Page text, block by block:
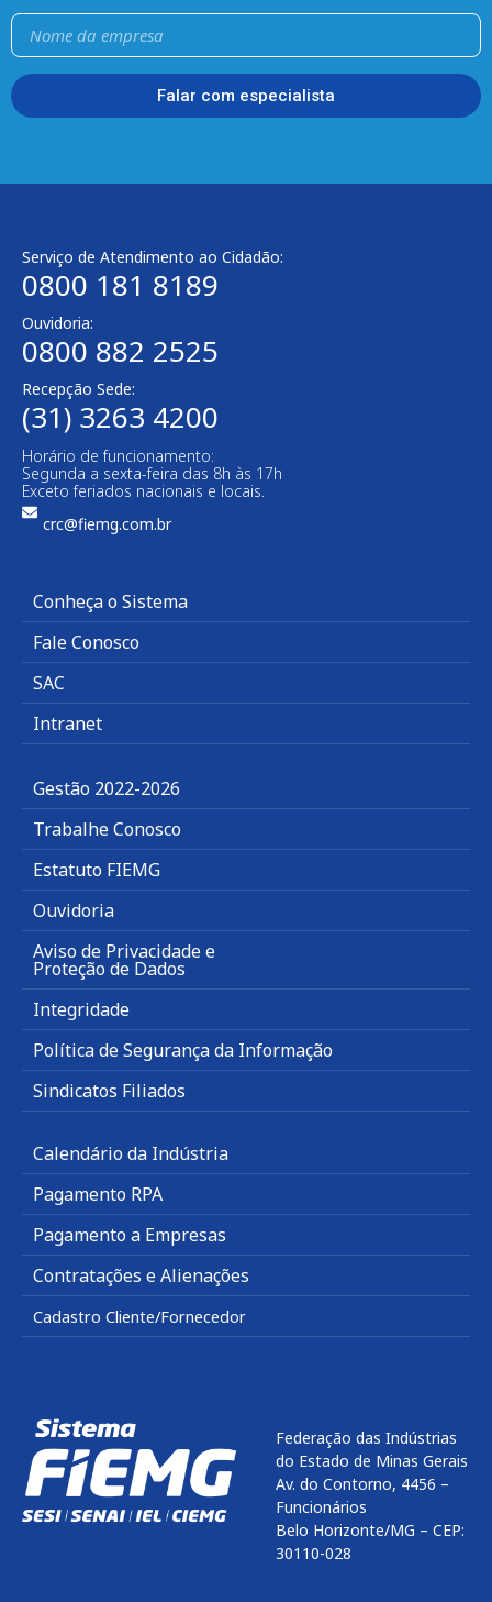
Falar com especialista
Serviço de Atendimento ao Cidadão:
0800 181 8189
Ouvidoria:
0800 882 2525​
Recepção Sede:
(31) 3263 4200
Horário de funcionamento:
Segunda a sexta-feira das 8h às 17h
Exceto feriados nacionais e locais.
crc@fiemg.com.br
Conheça o Sistema
Fale Conosco
SAC
Intranet
Gestão 2022-2026
Trabalhe Conosco
Estatuto FIEMG
Ouvidoria
Aviso de Privacidade e
Proteção de Dados
Integridade
Política de Segurança da Informação
Sindicatos Filiados
Calendário da Indústria
Pagamento RPA
Pagamento a Empresas
Contratações e Alienações
Cadastro Cliente/Fornecedor
Federação das Indústrias
do Estado de Minas Gerais
Av. do Contorno, 4456 –
Funcionários
Belo Horizonte/MG – CEP:
30110-028